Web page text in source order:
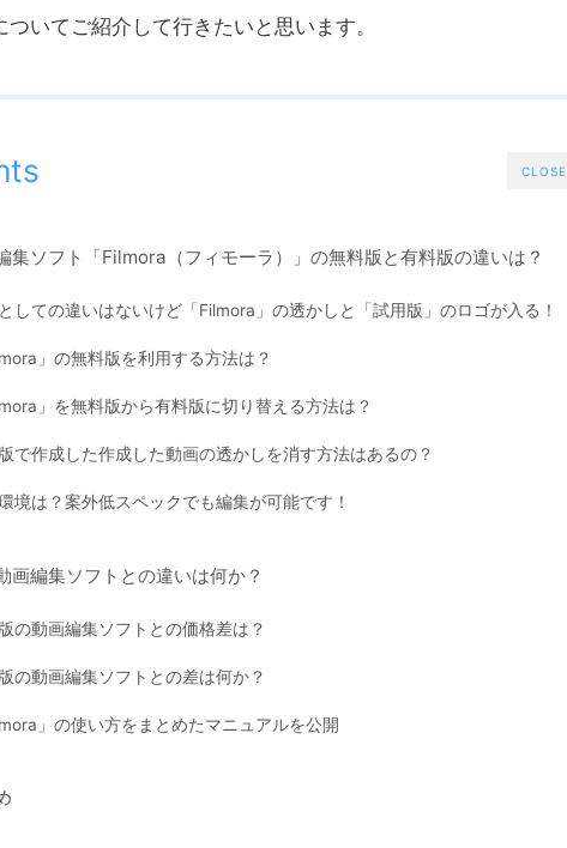
いてご紹介して行きたいと思います。
CLOSE
集ソフト「Filmora（フィモーラ）」の無料版と有料版の違いは？
しての違いはないけど「Filmora」の透かしと「試用版」のロゴが入る！
」の無料版を利用する方法は？
」を無料版から有料版に切り替える方法は？
で作成した作成した動画の透かしを消す方法はあるの？
境は？案外低スペックでも編集が可能です！
画編集ソフトとの違いは何か？
の動画編集ソフトとの価格差は？
の動画編集ソフトとの差は何か？
」の使い方をまとめたマニュアルを公開